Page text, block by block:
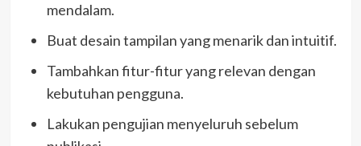
mendalam.
Buat desain tampilan yang menarik dan intuitif.
Tambahkan fitur-fitur yang relevan dengan
kebutuhan pengguna.
Lakukan pengujian menyeluruh sebelum